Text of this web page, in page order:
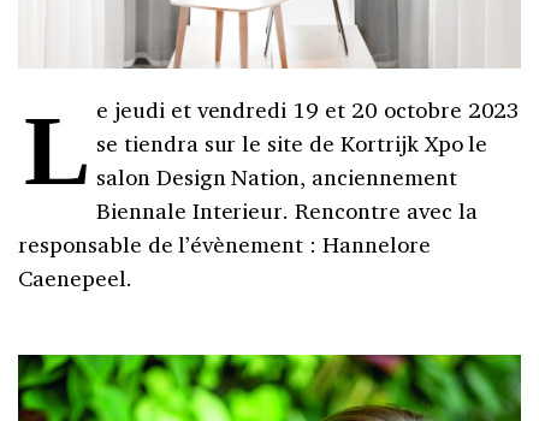
Le jeudi et vendredi 19 et 20 octobre 2023 se tiendra sur le site de Kortrijk Xpo le
salon Design Nation, anciennement
Biennale Interieur. Rencontre avec la
responsable de l’évènement : Hannelore
Caenepeel.